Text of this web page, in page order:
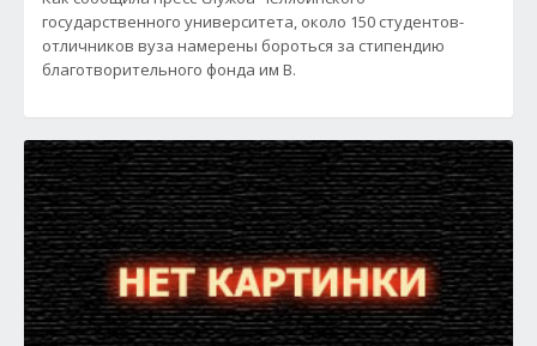
государственного университета, около 150 студентов-
отличников вуза намерены бороться за стипендию
благотворительного фонда им В.